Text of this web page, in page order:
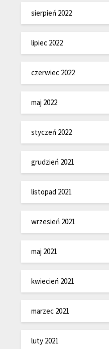
sierpień 2022
lipiec 2022
czerwiec 2022
maj 2022
styczeń 2022
grudzień 2021
listopad 2021
wrzesień 2021
maj 2021
kwiecień 2021
marzec 2021
luty 2021